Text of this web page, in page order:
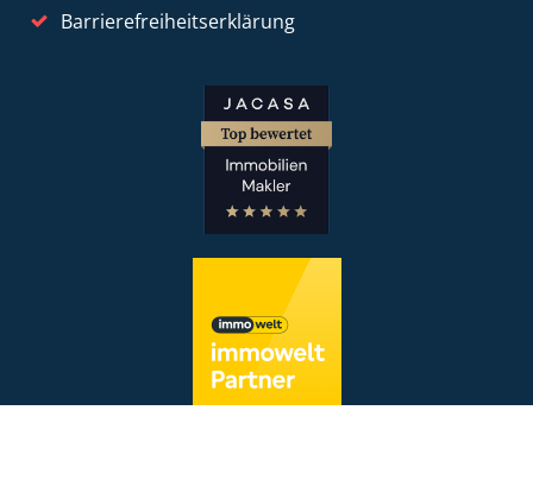
Barrierefreiheitserklärung